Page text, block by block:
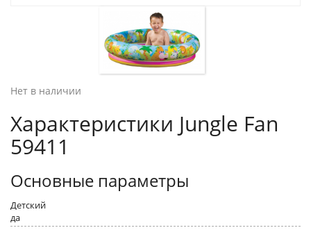
Нет в наличии
Характеристики Jungle Fan
59411
Основные параметры
Детский
да